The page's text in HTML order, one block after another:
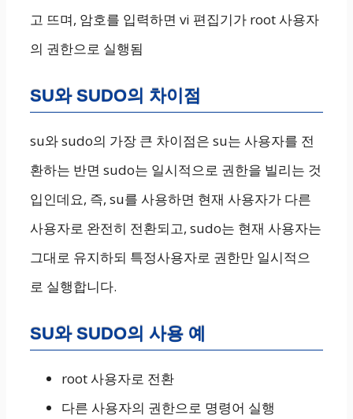
고 뜨며, 암호를 입력하면 vi 편집기가 root 사용자
의 권한으로 실행됨
SU와 SUDO의 차이점
su와 sudo의 가장 큰 차이점은 su는 사용자를 전
환하는 반면 sudo는 일시적으로 권한을 빌리는 것
입인데요, 즉, su를 사용하면 현재 사용자가 다른
사용자로 완전히 전환되고, sudo는 현재 사용자는
그대로 유지하되 특정사용자로 권한만 일시적으
로 실행합니다.
SU와 SUDO의 사용 예
root 사용자로 전환
다른 사용자의 권한으로 명령어 실행